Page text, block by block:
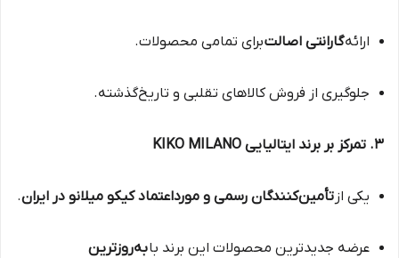
ارائهگارانتی اصالتبرای تمامی محصولات.
جلوگیری از فروش کالاهای تقلبی و تاریخ‌گذشته.
۳. تمرکز بر برند ایتالیایی KIKO MILANO
یکی از تأمین‌کنندگان رسمی و مورداعتماد کیکو میلانو در ایران.
عرضه جدیدترین محصولات این برند بابه‌روزترین